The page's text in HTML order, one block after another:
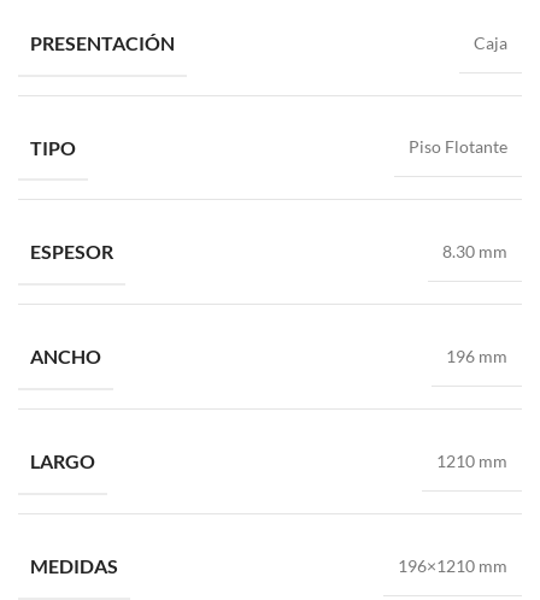
PRESENTACIÓN Caja
TIPO Piso Flotante
ESPESOR 8.30 mm
ANCHO 196 mm
LARGO 1210 mm
MEDIDAS 196×1210 mm